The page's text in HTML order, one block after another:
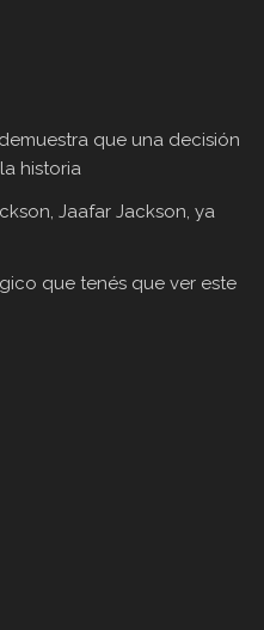
que una decisión
historia
Jaafar Jackson, ya
que tenés que ver este